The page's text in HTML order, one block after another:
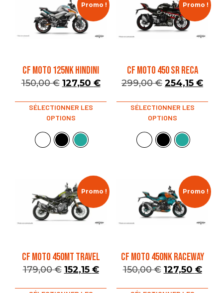
Promo !
CF MOTO 125NK HINDINI
150,00€ 127,50 €
SÉLECTIONNER LES
OPTIONS
Promo !
CF MOTO 450 SR RECA
299,00€ 254,15 €
SÉLECTIONNER LES
OPTIONS
Promo !
CF MOTO 450MT TRAVEL
179,00€ 152,15 €
Promo !
CF MOTO 450NK RACEWAY
150,00€ 127,50 €